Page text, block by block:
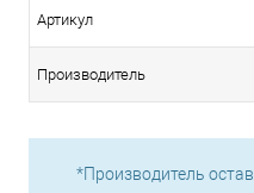
Артикул
Производитель
*Производитель